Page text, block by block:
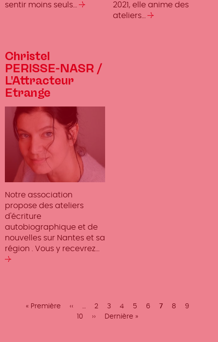
sentir moins seuls…
2021, elle anime des
ateliers…
Christel
PERISSE-NASR /
L'Attracteur
Etrange
Notre association
propose des ateliers
d'écriture
autobiographique et de
nouvelles sur Nantes et sa
région . Vous y recevrez…
Première
« Première
Page
précédente
‹‹ … Page
2 Page
3 Page
4 Page
5 Page
6
Page
7 Page
8 Page
9
10
Page
››
Dernière
Dernière »